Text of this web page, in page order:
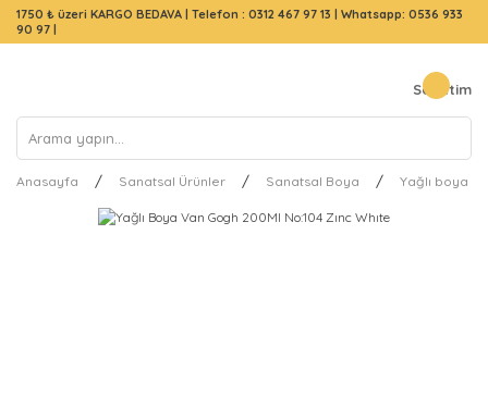
1750 ₺ üzeri KARGO BEDAVA | Telefon : 0312 467 97 13 | Whatsapp: 0536 933
90 97 |
Sepetim
Anasayfa Sanatsal Ürünler Sanatsal Boya Yağlı boya